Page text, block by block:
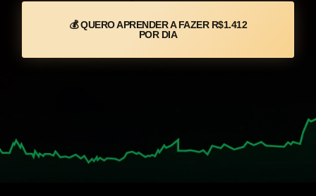
💰 QUERO APRENDER A FAZER R$1.412
POR DIA